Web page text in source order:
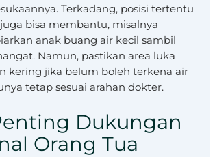
Terkadang, posisi tertentu
bisa membantu, misalnya
anak buang air kecil sambil
Namun, pastikan area luka
kering jika belum boleh terkena air
tetap sesuai arahan dokter.
Dukungan
Orang Tua